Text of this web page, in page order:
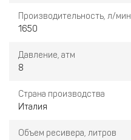
Производительность, л/мин
1650
Давление, атм
8
Страна производства
Италия
Объем ресивера, литров